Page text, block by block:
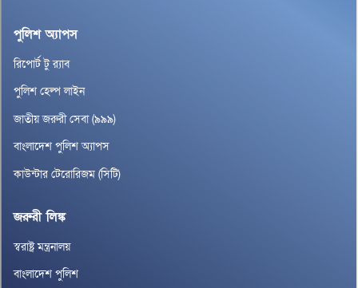
পুলিশ অ্যাপস
রিপোর্ট টু র‌্যাব
পুলিশ হেল্প লাইন
জাতীয় জরুরী সেবা (৯৯৯)
বাংলাদেশ পুলিশ অ্যাপস
কাউন্টার টেরোরিজম (সিটি)
জরুরী লিঙ্ক
স্বরাষ্ট্র মন্ত্রনালয়
বাংলাদেশ পুলিশ